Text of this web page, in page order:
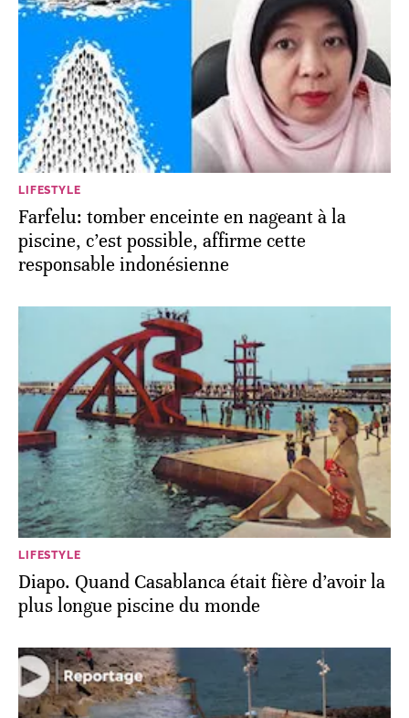
LIFESTYLE
Farfelu: tomber enceinte en nageant à la
piscine, c’est possible, affirme cette
responsable indonésienne
LIFESTYLE
Diapo. Quand Casablanca était fière d’avoir la
plus longue piscine du monde